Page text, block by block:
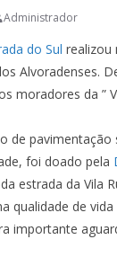
Administrador
do Sul realizou
Alvoradenses.
moradores da ”
de pavimentação
foi doado pela
estrada da Vila
qualidade de vida
importante